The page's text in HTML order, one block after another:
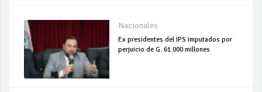
Nacionales
Ex presidentes del IPS imputados por
perjuicio de G. 61.000 millones